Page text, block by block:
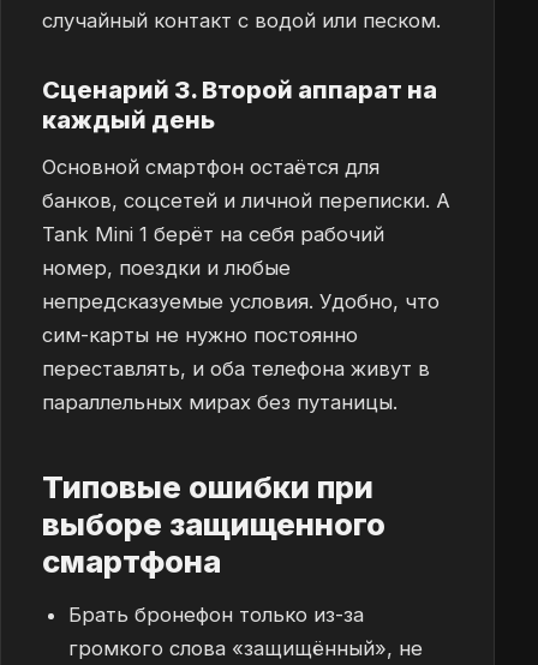
случайный контакт с водой или песком.
Сценарий 3. Второй аппарат на
каждый день
Основной смартфон остаётся для
банков, соцсетей и личной переписки. А
Tank Mini 1 берёт на себя рабочий
номер, поездки и любые
непредсказуемые условия. Удобно, что
сим-карты не нужно постоянно
переставлять, и оба телефона живут в
параллельных мирах без путаницы.
Типовые ошибки при
выборе защищенного
смартфона
Брать бронефон только из-за
громкого слова «защищённый», не